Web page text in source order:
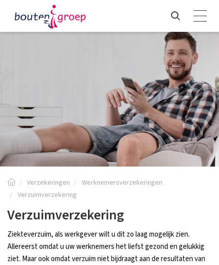
Verzekeringen
Werknemersverzekeringen
Verzuimverzekering
Verzuimverzekering
Ziekteverzuim, als werkgever wilt u dit zo laag mogelijk zien.
Allereerst omdat u uw werknemers het liefst gezond en gelukkig
ziet. Maar ook omdat verzuim niet bijdraagt aan de resultaten van